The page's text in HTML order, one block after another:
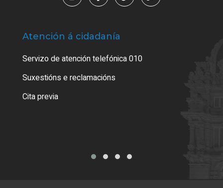
Atención á cidadanía
Servizo de atención telefónica 010
Suxestións e reclamacións
Cita previa